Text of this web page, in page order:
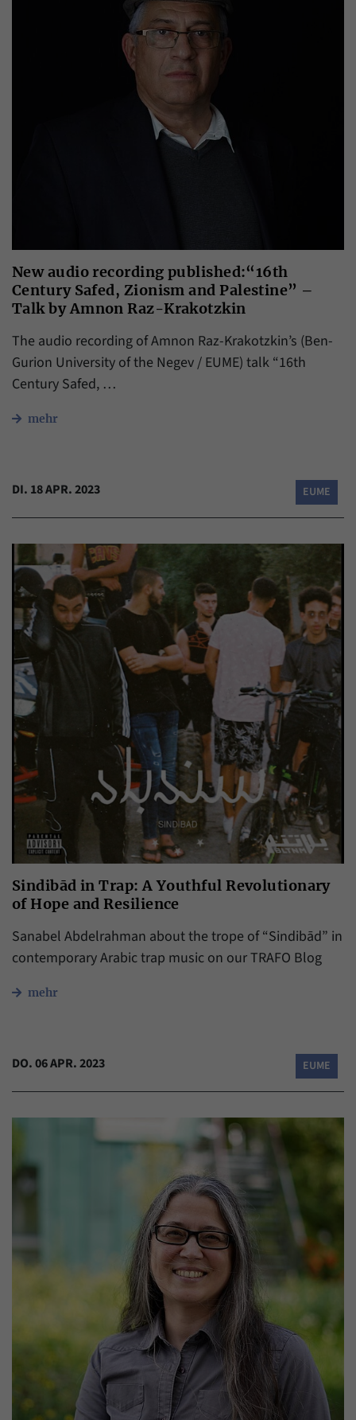
New audio recording published:“16th
Century Safed, Zionism and Palestine” –
Talk by Amnon Raz-Krakotzkin
The audio recording of Amnon Raz-Krakotzkin’s (Ben-
Gurion University of the Negev / EUME) talk “16th
Century Safed, …
mehr
DI. 18 APR. 2023 EUME
Sindibād in Trap: A Youthful Revolutionary
of Hope and Resilience
Sanabel Abdelrahman about the trope of “Sindibād” in
contemporary Arabic trap music on our TRAFO Blog
mehr
DO. 06 APR. 2023 EUME